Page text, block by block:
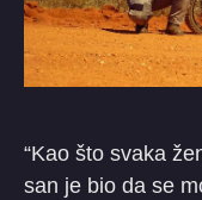
“Kao što svaka
san je bio da se